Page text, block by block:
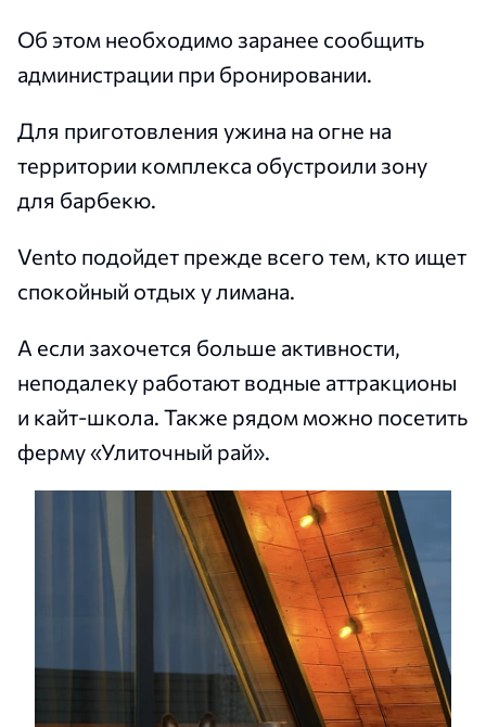
Об этом необходимо заранее сообщить
администрации при бронировании.
Для приготовления ужина на огне на
территории комплекса обустроили зону
для барбекю.
Vento подойдет прежде всего тем, кто ищет
спокойный отдых у лимана.
А если захочется больше активности,
неподалеку работают водные аттракционы
и кайт-школа. Также рядом можно посетить
ферму «Улиточный рай».